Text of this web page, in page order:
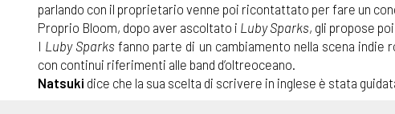
parlando con il proprietario venne poi ricontattato per fare un
Proprio Bloom, dopo aver ascoltato i Luby Sparks, gli propose
I Luby Sparksfanno parte di un cambiamento nella scena
con continui riferimenti alle band d’oltreoceano.
Natsuki dice che la sua scelta di scrivere in inglese è stata